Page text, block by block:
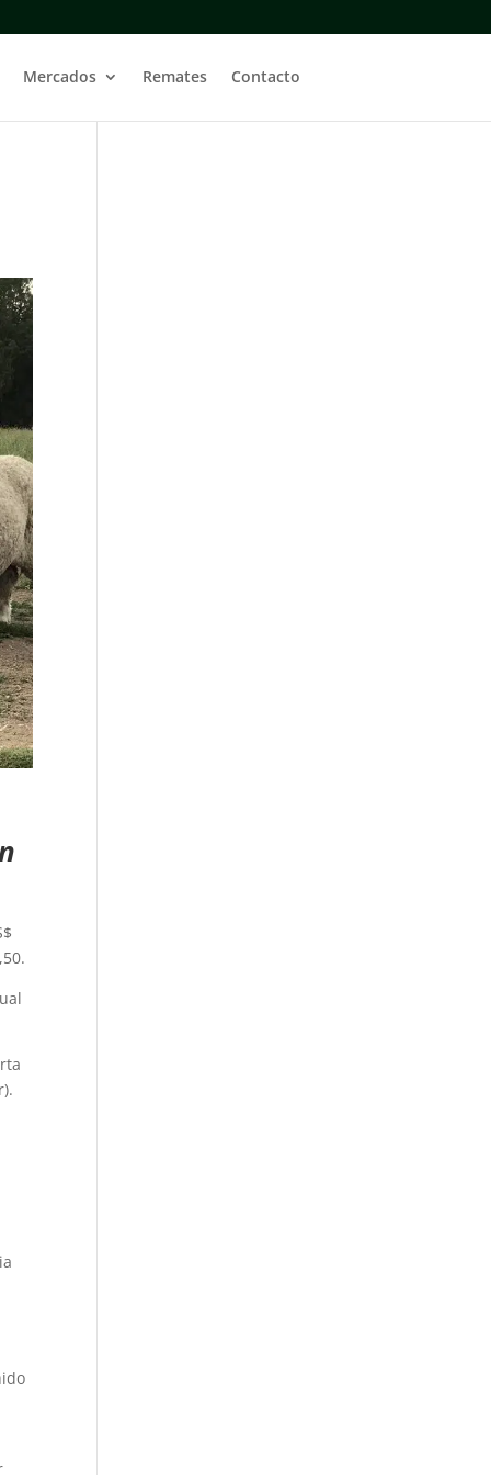
Mercados Remates Contacto